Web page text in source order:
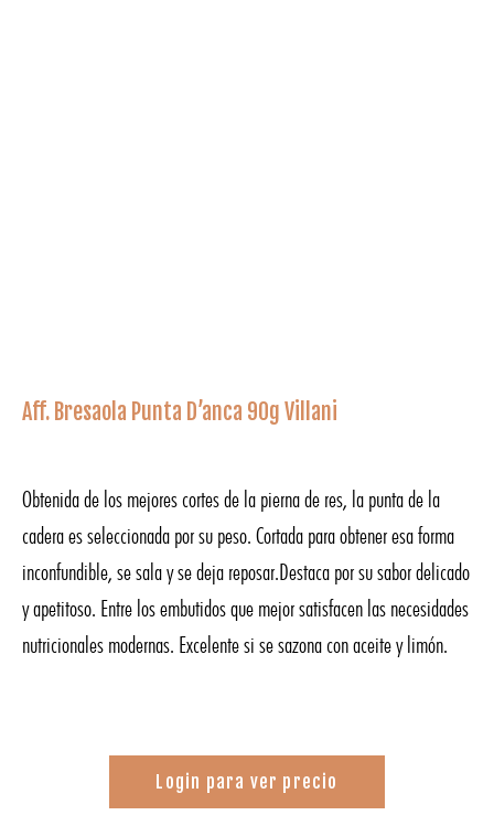
Aff. Bresaola Punta D’anca 90g Villani
Obtenida de los mejores cortes de la pierna de res, la punta de la
cadera es seleccionada por su peso. Cortada para obtener esa forma
inconfundible, se sala y se deja reposar.Destaca por su sabor delicado
y apetitoso. Entre los embutidos que mejor satisfacen las necesidades
nutricionales modernas. Excelente si se sazona con aceite y limón.
Login para ver precio